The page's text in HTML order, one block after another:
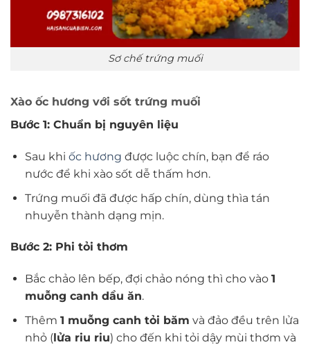
Sơ chế trứng muối
Xào ốc hương với sốt trứng muối
Bước 1: Chuẩn bị nguyên liệu
Sau khi ốc hương được luộc chín, bạn để ráo
nước để khi xào sốt dễ thấm hơn.
Trứng muối đã được hấp chín, dùng thìa tán
nhuyễn thành dạng mịn.
Bước 2: Phi tỏi thơm
Bắc chảo lên bếp, đợi chảo nóng thì cho vào 1
muỗng canh dầu ăn.
Thêm 1 muỗng canh tỏi băm và đảo đều trên lửa
nhỏ (lửa riu riu) cho đến khi tỏi dậy mùi thơm và